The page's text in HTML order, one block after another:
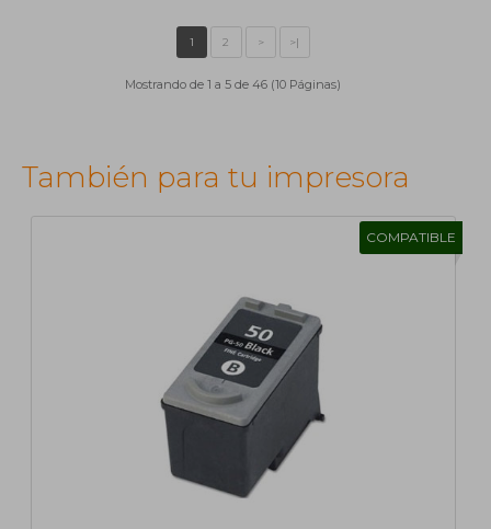
1 2 >|
Mostrando de 1 a 5 de 46 (10 Páginas)
También para tu impresora
COMPATIBLE